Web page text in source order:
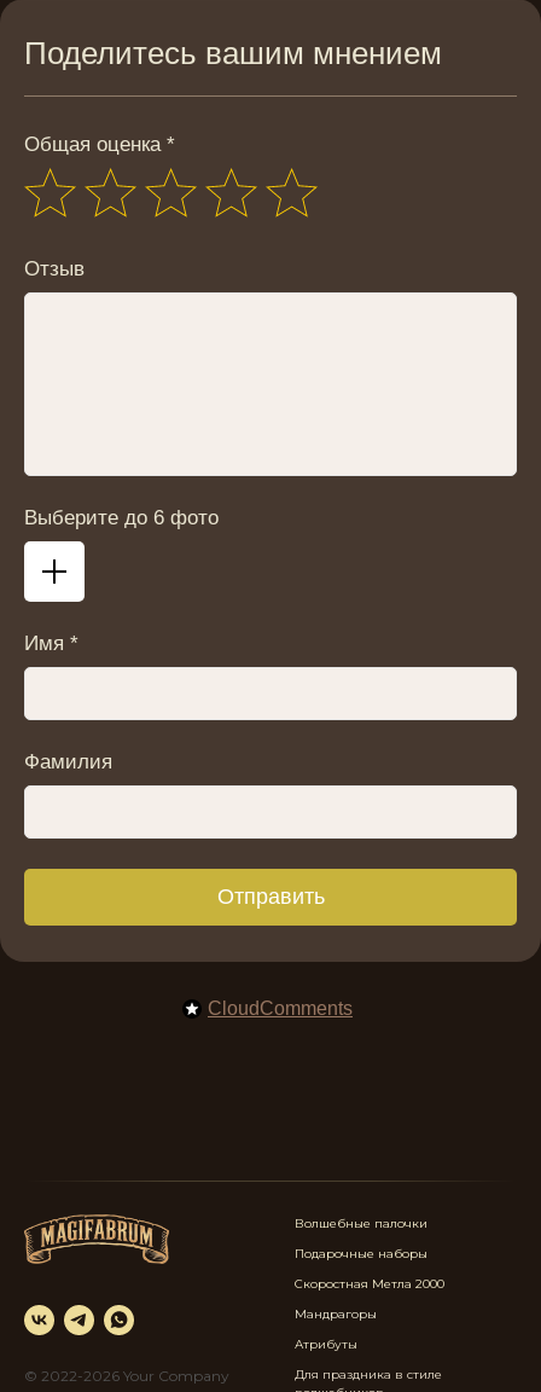
Поделитесь вашим мнением
Общая оценка *
Отзыв
Выберите до 6 фото
Имя *
Фамилия
Отправить
CloudComments
© 2022-2026 Your Company
Волшебные палочки
Подарочные наборы
Скоростная Метла 2000
Мандрагоры
Атрибуты
Для праздника в стиле